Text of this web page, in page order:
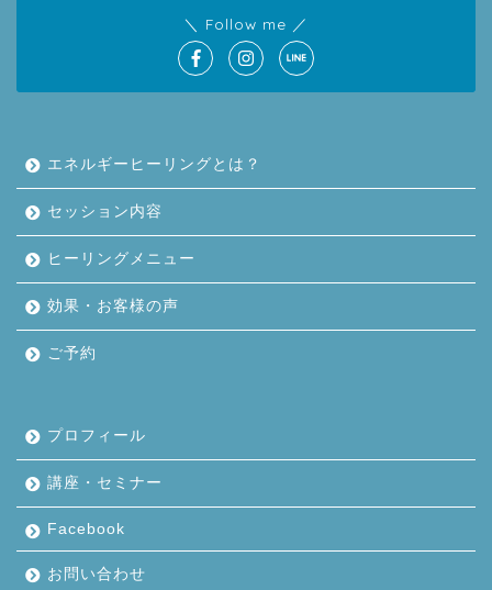
＼ Follow me ／
エネルギーヒーリングとは？
セッション内容
ヒーリングメニュー
効果・お客様の声
ご予約
プロフィール
講座・セミナー
Facebook
お問い合わせ